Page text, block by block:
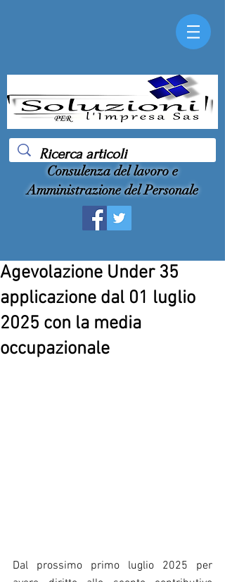
Consulenza del lavoro e
Amministrazione del Personale
Agevolazione Under 35
applicazione dal 01 luglio
2025 con la media
occupazionale
Dal prossimo primo luglio 2025 per